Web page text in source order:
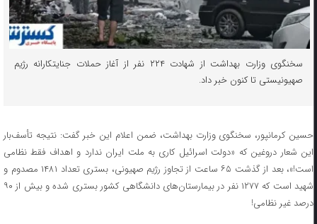
سخنگوی وزارت بهداشت از شهادت ۲۲۴ نفر از آغاز حملات جنایتکارانه رژیم
صهیونیستی تا کنون خبر داد.
حسین کرمانپور، سخنگوی وزارت بهداشت، ضمن اعلام این خبر گفت: نتیجه تأسف‌بار
این شعار دروغین که «دولت اسرائیل کاری به ملت ایران ندارد و اهداف فقط نظامی
است!»، بعد از گذشت ۶۵ ساعت از تجاوز رژیم صهیونی، بستری تعداد ۱۴۸۱ مصدوم و
شهید است که ۱۲۷۷ نفر در بیمارستان‌های دانشگاهی کشور بستری شده و بیش از ۹۰
درصد غیر نظامی!